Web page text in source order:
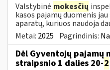
Valstybinė mokesčių
kasos pajamų duomenis
aparatų, kuriuos naudoja
Metai: 2025 Pagrindinis:
Dėl Gyventojų pajamų
straipsnio 1 dalies 20-2